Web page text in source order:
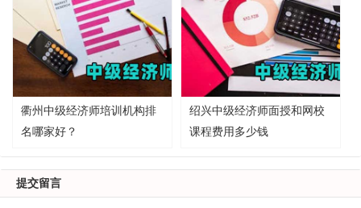
衢州中级经济师培训机构排
名哪家好？
绍兴中级经济师面授和网校
课程费用多少钱
提交留言